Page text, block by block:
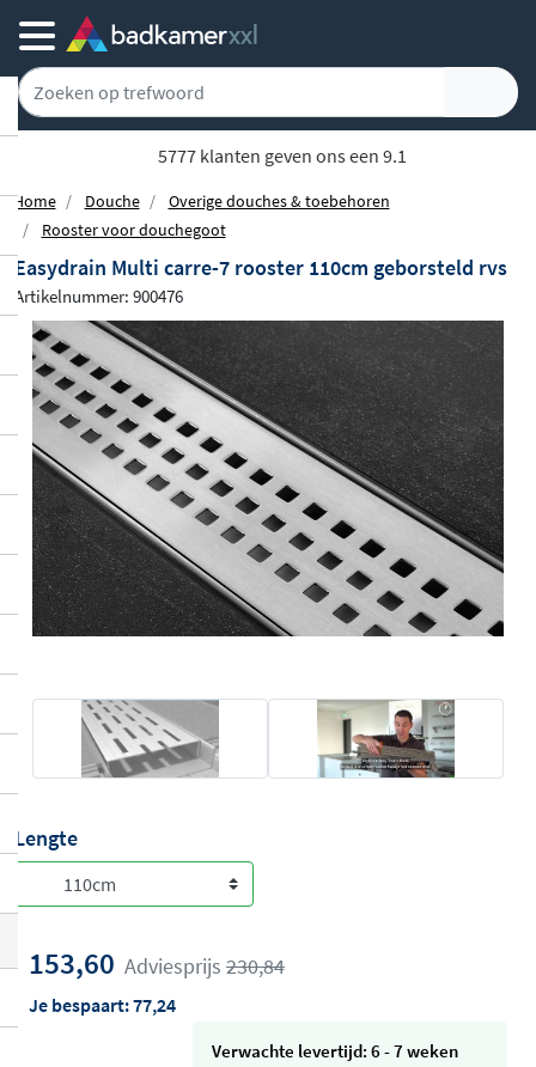
5777 klanten geven ons een 9.1
Home Douche
Overige douches & toebehoren
Rooster voor douchegoot
Easydrain Multi carre-7 rooster 110cm geborsteld rvs
Artikelnummer: 900476
Lengte
153,60 Adviesprijs 230,84
Je bespaart:77,24
Verwachte levertijd: 6 - 7 weken